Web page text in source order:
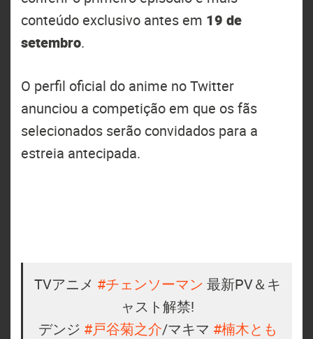
conteúdo exclusivo antes em 19 de
setembro.
O perfil oficial do anime no Twitter
anunciou a competição em que os fãs
selecionados serão convidados para a
estreia antecipada.
TVアニメ #チェンソーマン 最新PV＆キ
ャスト解禁!
デンジ #戸谷菊之介/マキマ #楠木とも